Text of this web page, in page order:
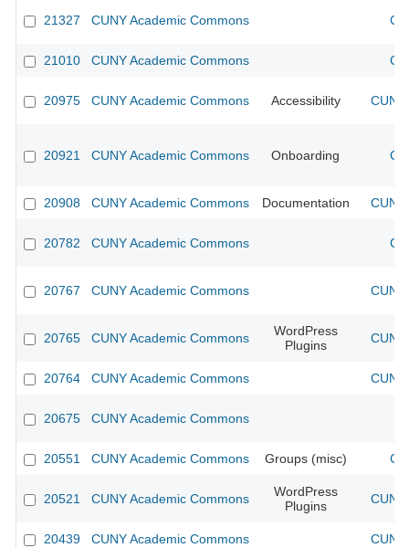
21327 CUNY Academic Commons
21010 CUNY Academic Commons
20975 CUNY Academic Commons Accessibility
20921 CUNY Academic Commons Onboarding
20908 CUNY Academic Commons Documentation
20782 CUNY Academic Commons
20767 CUNY Academic Commons
20765 CUNY Academic Commons
WordPress
Plugins
20764 CUNY Academic Commons
20675 CUNY Academic Commons
20551 CUNY Academic Commons Groups (misc)
20521 CUNY Academic Commons
WordPress
Plugins
20439 CUNY Academic Commons